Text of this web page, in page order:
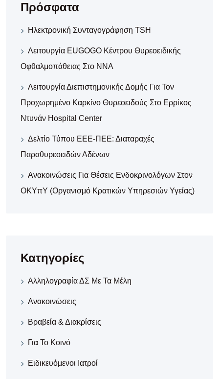
Πρόσφατα
Ηλεκτρονική Συνταγογράφηση TSH
Λειτουργία EUGOGO Κέντρου Θυρεοειδικής
Οφθαλμοπάθειας Στο ΝΝΑ
Λειτουργία Διεπιστημονικής Δομής Για Τον
Προχωρημένο Καρκίνο Θυρεοειδούς Στο Ερρίκος
Ντυνάν Hospital Center
Δελτίο Τύπου ΕΕΕ-ΠΕΕ: Διαταραχές
Παραθυρεοειδών Αδένων
Ανακοινώσεις Για Θέσεις Ενδοκρινολόγων Στον
ΟΚΥπΥ (Οργανισμό Κρατικών Υπηρεσιών Υγείας)
Κατηγορίες
Αλληλογραφία ΔΣ Με Τα Μέλη
Ανακοινώσεις
Βραβεία & Διακρίσεις
Για Το Κοινό
Ειδικευόμενοι Ιατροί